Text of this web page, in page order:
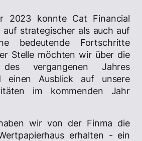
2023 konnte Cat Financial
strategischer als auch auf
bedeutende Fortschritte
Stelle möchten wir über die
des vergangenen Jahres
einen Ausblick auf unsere
im kommenden Jahr
wir von der Finma die
erhalten - ein